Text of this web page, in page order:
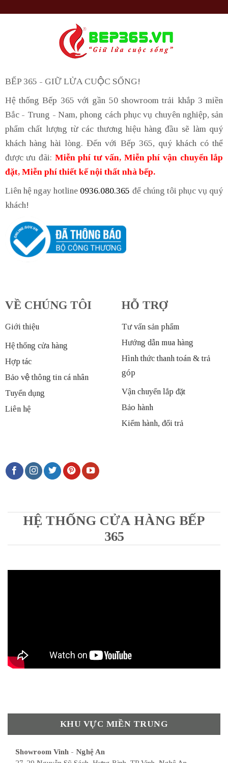
BẾP 365 - GIỮ LỬA CUỘC SỐNG!
Hệ thống Bếp 365 với gần 50 showroom trải khắp 3 miền
Bắc - Trung - Nam, phong cách phục vụ chuyên nghiệp, sản
phẩm chất lượng từ các thương hiệu hàng đầu sẽ làm quý
khách hàng hài lòng. Đến với Bếp 365, quý khách có thể
được ưu đãi: Miễn phí tư vấn, Miễn phí vận chuyển lắp
đặt, Miễn phí thiết kế nội thất nhà bếp.
Liên hệ ngay hotline 0936.080.365 để chúng tôi phục vụ quý
khách!
VỀ CHÚNG TÔI
Giới thiệu
Hệ thống cửa hàng
Hợp tác
Bảo vệ thông tin cá nhân
Tuyển dụng
Liên hệ
HỖ TRỢ
Tư vấn sản phẩm
Hướng dẫn mua hàng
Hình thức thanh toán & trả
góp
Vận chuyển lắp đặt
Bảo hành
Kiểm hành, đổi trả
HỆ THỐNG CỬA HÀNG BẾP
365
KHU VỰC MIỀN TRUNG
Showroom Vinh - Nghệ An